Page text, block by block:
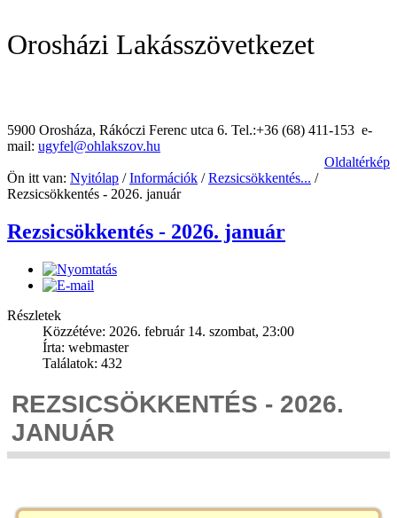
Orosházi Lakásszövetkezet
5900 Orosháza, Rákóczi Ferenc utca 6. Tel.:+36 (68) 411-153 e-
mail: ugyfel@ohlakszov.hu
Oldaltérkép
Ön itt van: Nyitólap /Információk /Rezsicsökkentés... /
Rezsicsökkentés - 2026. január
Rezsicsökkentés - 2026. január
Részletek
Közzétéve: 2026. február 14. szombat, 23:00
Írta: webmaster
Találatok: 432
REZSICSÖKKENTÉS - 2026.
JANUÁR